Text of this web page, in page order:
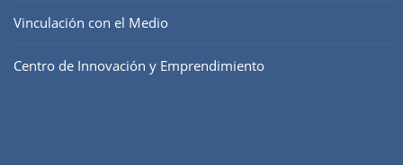
Vinculación con el Medio
Centro de Innovación y Emprendimiento